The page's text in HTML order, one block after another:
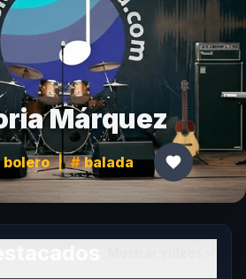
Márquez
bolero | balada